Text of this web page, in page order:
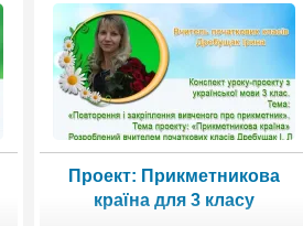
Проект: Прикметникова
країна для 3 класу